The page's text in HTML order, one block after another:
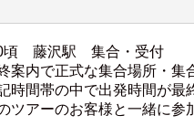
頃 藤沢駅 集合・受付
案内で正式な集合場所・集
時間帯の中で出発時間が最
ツアーのお客様と一緒に参